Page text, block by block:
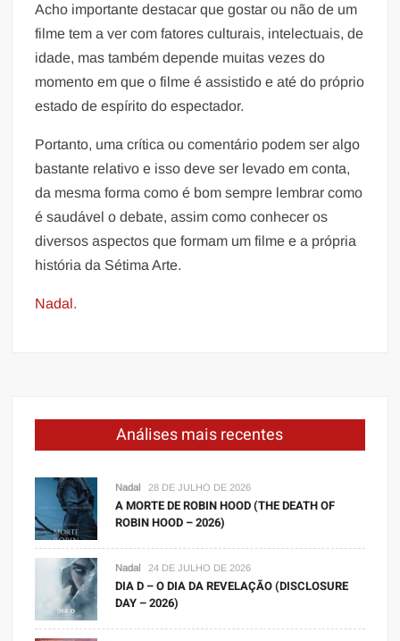
Acho importante destacar que gostar ou não de um
filme tem a ver com fatores culturais, intelectuais, de
idade, mas também depende muitas vezes do
momento em que o filme é assistido e até do próprio
estado de espírito do espectador.
Portanto, uma crítica ou comentário podem ser algo
bastante relativo e isso deve ser levado em conta,
da mesma forma como é bom sempre lembrar como
é saudável o debate, assim como conhecer os
diversos aspectos que formam um filme e a própria
história da Sétima Arte.
Nadal.
Análises mais recentes
Nadal 28 DE JULHO DE 2026
A MORTE DE ROBIN HOOD (THE DEATH OF
ROBIN HOOD – 2026)
Nadal 24 DE JULHO DE 2026
DIA D – O DIA DA REVELAÇÃO (DISCLOSURE
DAY – 2026)